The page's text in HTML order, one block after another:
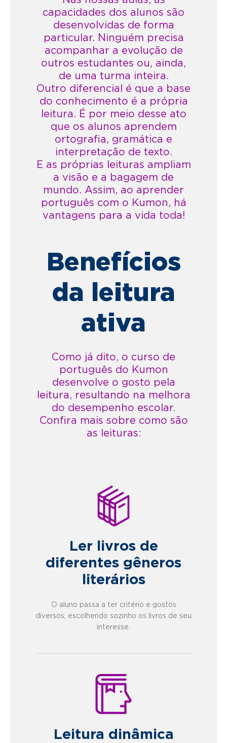
capacidades dos alunos são
desenvolvidas de forma
particular. Ninguém precisa
acompanhar a evolução de
outros estudantes ou, ainda,
de uma turma inteira.
Outro diferencial é que a base
do conhecimento é a própria
leitura. É por meio desse ato
que os alunos aprendem
ortografia, gramática e
interpretação de texto.
E as próprias leituras ampliam
a visão e a bagagem de
mundo. Assim, ao aprender
português com o Kumon, há
vantagens para a vida toda!
Benefícios
da leitura
ativa
Como já dito, o curso de
português do Kumon
desenvolve o gosto pela
leitura, resultando na melhora
do desempenho escolar.
Confira mais sobre como são
as leituras:
Ler livros de
diferentes gêneros
literários
O aluno passa a ter critério e gostos
diversos, escolhendo sozinho os livros de seu
interesse.
Leitura dinâmica